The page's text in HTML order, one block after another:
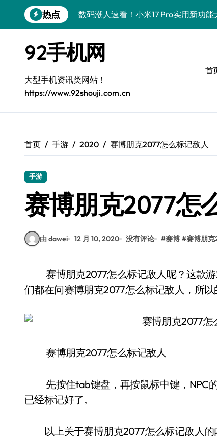
到
热点
数码潮人速看！小米17 Pro实用新功能
三星Galaxy S26炸场！黑科技狂飙，
数码潮人揭秘！三星Galaxy Z Fold7手
S25 Ultra颜值炸裂！定制主题潮翻天
S24+震撼登场，玩转手机美学新姿势
A56 5G登场，潮玩新定义！
数码潮人必看！真我GT8新资讯，解
92手机网
大型手机资讯类网站！
https://www.92shouji.com.cn
首
首页 手游 2020 赛博朋克2077怎么标记敌人
手游
赛博朋克2077怎
由 dawei 12 月 10, 2020 没有评论 #赛博 #赛博朋克
赛博朋克2077怎么标记敌人呢？这款游戏正式解锁了，很多玩家们都在玩。但是不少小伙伴
们都在问赛博朋克2077怎么标记敌人，所
赛博朋克2077怎么标记敌人
先按住tab键盘，再按鼠标中键，NPC的
已经标记好了。
以上关于赛博朋克2077怎么标记敌人的